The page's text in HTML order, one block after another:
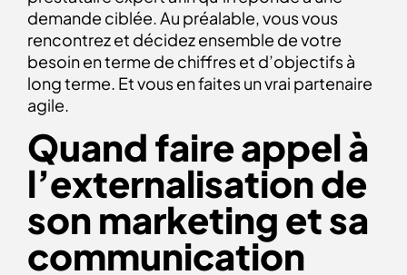
demande ciblée. Au préalable, vous vous
rencontrez et décidez ensemble de votre
besoin en terme de chiffres et d’objectifs à
long terme. Et vous en faites un vrai partenaire
agile.
Quand faire appel à
l’externalisation de
son marketing et sa
communication